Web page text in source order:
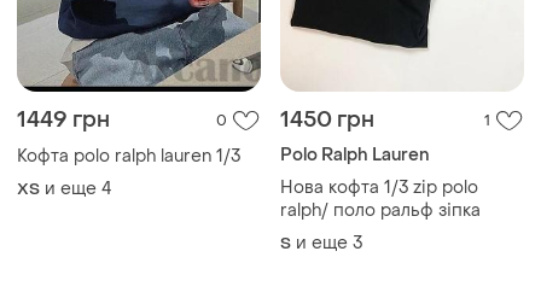
1449 грн 0
Кофта polo ralph lauren 1/3
XS и еще 4
1450 грн 1
Polo Ralph Lauren
Нова кофта 1/3 zip polo
ralph/ поло ральф зіпка
S и еще 3